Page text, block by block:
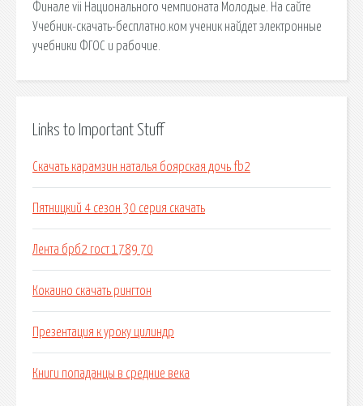
Финале vii Национального чемпионата Молодые. На сайте
Учебник-скачать-бесплатно.ком ученик найдет электронные
учебники ФГОС и рабочие.
Links to Important Stuff
Скачать карамзин наталья боярская дочь fb2
Пятницкий 4 сезон 30 серия скачать
Лента брб2 гост 1789 70
Кокаино скачать рингтон
Презентация к уроку цилиндр
Книги попаданцы в средние века